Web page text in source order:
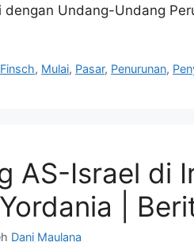
dengan Undang-Undang
Finsch, Mulai, Pasar, Penurunan,
AS-Israel di
|
Dani Maulana